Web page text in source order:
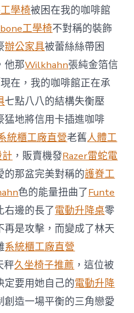
與
柔
佛
J
億
嵐
辦
公
室
設
計
DT
踢
友
誼
賽〉
中
學椅被困在我的咖啡館
工學椅不對稱的裝飾
辦公家具被蕾絲絲帶困
他那Wilkhahn張純金箔信
在，我的咖啡館正在承
七點八八的結構失衡壓
猛地將信用卡插進咖啡
統櫃工廠直營老舊人體工
，販賣機發Razer雷蛇電
的那盆完美對稱的護脊工
色的能量扭曲了Funte
右邊的長了電動升降桌零
是攻擊，而變成了林天
系統櫃工廠直營
秤久坐椅子推薦 ，這位被
定要用她自己的電動升降
創造一場平衡的三角戀愛